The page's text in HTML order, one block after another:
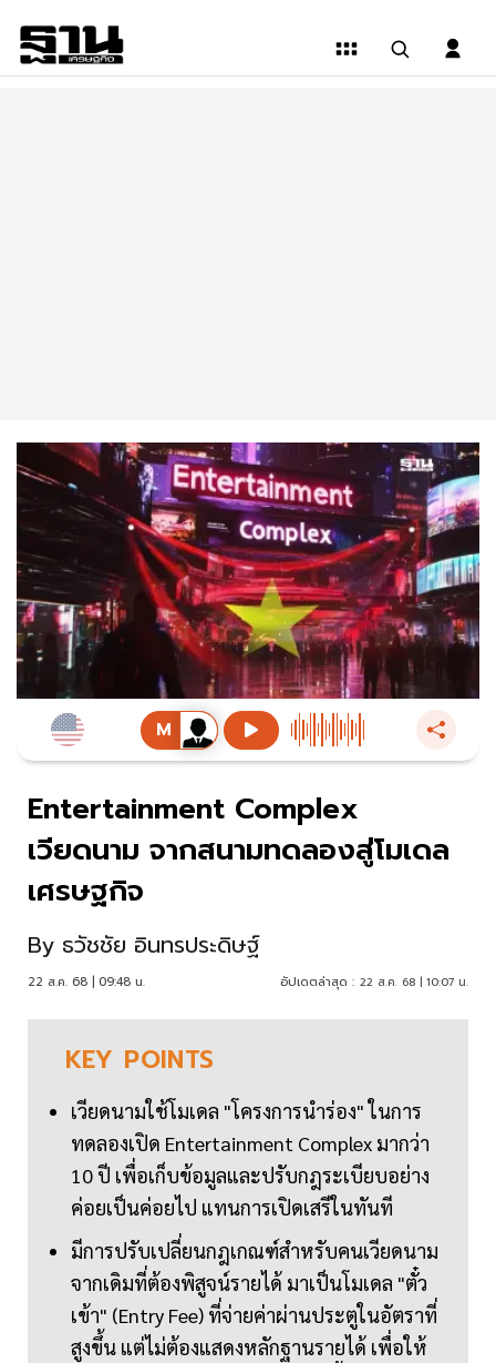
Entertainment Complex
เวียดนาม จากสนามทดลองสู่โมเดล
เศรษฐกิจ
By ธวัชชัย อินทรประดิษฐ์
22 ส.ค. 68 | 09:48 น. อัปเดตล่าสุด : 22 ส.ค. 68 | 10:07 น.
KEY POINTS
เวียดนามใช้โมเดล "โครงการนำร่อง" ในการ
ทดลองเปิด Entertainment Complex มากว่า
10 ปี เพื่อเก็บข้อมูลและปรับกฎระเบียบอย่าง
ค่อยเป็นค่อยไป แทนการเปิดเสรีในทันที
มีการปรับเปลี่ยนกฎเกณฑ์สำหรับคนเวียดนาม
จากเดิมที่ต้องพิสูจน์รายได้ มาเป็นโมเดล "ตั๋ว
เข้า" (Entry Fee) ที่จ่ายค่าผ่านประตูในอัตราที่
สูงขึ้น แต่ไม่ต้องแสดงหลักฐานรายได้ เพื่อให้